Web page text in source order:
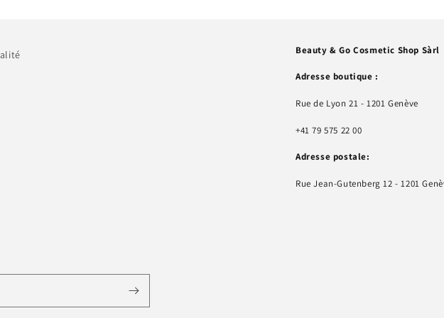
Beauty & Go Cosmetic Shop Sàrl
Adresse boutique :
Rue de Lyon 21 - 1201 Genève
+41 79 575 22 00
Adresse postale:
Rue Jean-Gutenberg 12 - 1201